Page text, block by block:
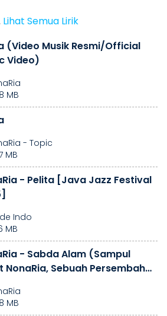
Lihat Semua Lirik
(Video Musik Resmi/Official
Video)
MB
- Topic
MB
- Pelita [Java Jazz Festival
Indo
MB
- Sabda Alam (Sampul
NonaRia, Sebuah Persembahan
MB